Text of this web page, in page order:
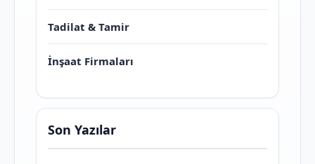
Tadilat & Tamir
İnşaat Firmaları
Son Yazılar